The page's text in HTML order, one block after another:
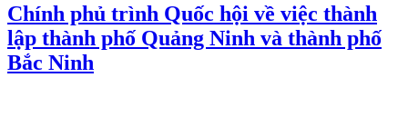
Chính phủ trình Quốc hội về việc thành
lập thành phố Quảng Ninh và thành phố
Bắc Ninh